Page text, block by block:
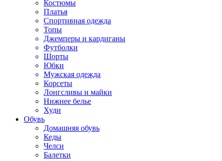
Костюмы
Платья
Спортивная одежда
Топы
Джемперы и кардиганы
Футболки
Шорты
Юбки
Мужская одежда
Корсеты
Лонгсливы и майки
Нижнее белье
Худи
Обувь
Домашняя обувь
Кеды
Челси
Балетки